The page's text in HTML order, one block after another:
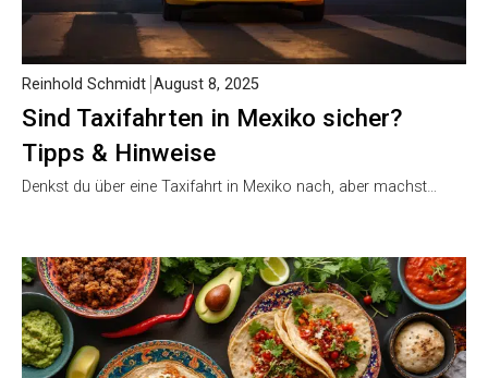
Sind Taxifahrten in Mexiko sicher?
Tipps & Hinweise
Reinhold Schmidt August 8, 2025
Denkst du über eine Taxifahrt in Mexiko nach, aber machst…